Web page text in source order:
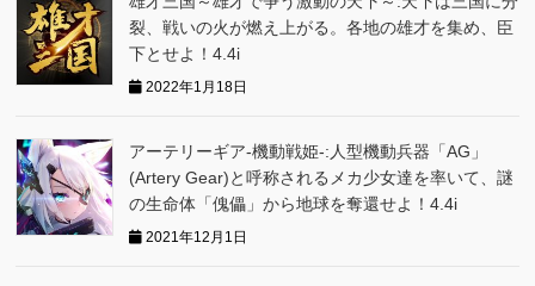
裂、戦いの火が燃え上がる。各地の雄才を集め、臣
下とせよ！4.4i
2022年1月18日
アーテリーギア-機動戦姫-:人型機動兵器「AG」
(Artery Gear)と呼称されるメカ少女達を率いて、謎
の生命体「傀儡」から地球を奪還せよ！4.4i
2021年12月1日